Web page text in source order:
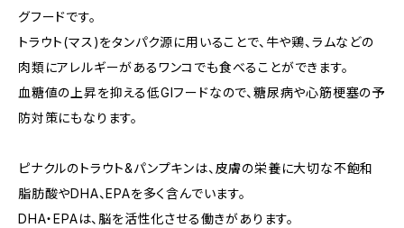
グフードです。
トラウト(マス)をタンパク源に用いることで、牛や鶏、ラムなどの
肉類にアレルギーがあるワンコでも食べることができます。
血糖値の上昇を抑える低GIフードなので、糖尿病や心筋梗塞の予
防対策にもなります。
ピナクルのトラウト&パンプキンは、皮膚の栄養に大切な不飽和
脂肪酸やDHA、EPAを多く含んでいます。
DHA・EPAは、脳を活性化させる働きがあります。